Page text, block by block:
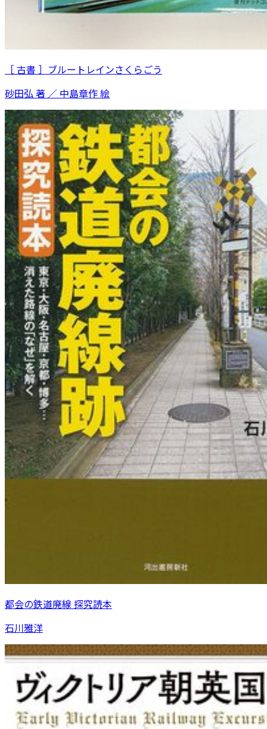
［ 古書 ］ブルートレインさくらごう
砂田弘 著 ／ 中島章作 絵
都会の鉄道廃線 探究読本
石川雅洋